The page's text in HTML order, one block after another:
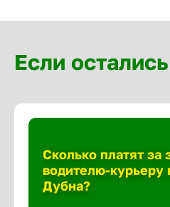
Если
Сколько платят за
водителю-курьеру
Дубна?